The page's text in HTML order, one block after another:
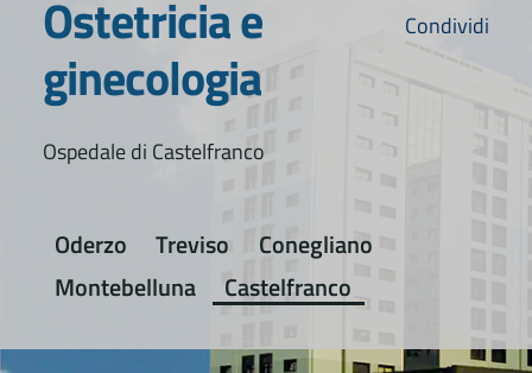
Condividi
Ostetricia e
ginecologia
Ospedale di Castelfranco
Oderzo Treviso
Conegliano
Montebelluna
Castelfranco